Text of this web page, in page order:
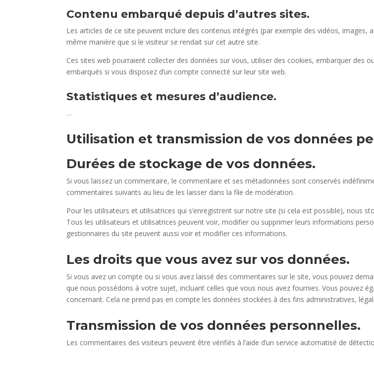
Contenu embarqué depuis d’autres sites.
Les articles de ce site peuvent inclure des contenus intégrés (par exemple des vidéos,
même manière que si le visiteur se rendait sur cet autre site.
Ces sites web pourraient collecter des données sur vous, utiliser des cookies, embarquer des
embarqués si vous disposez d’un compte connecté sur leur site web.
Statistiques et mesures d’audience.
…
Utilisation et transmission de vos données
Durées de stockage de vos données.
Si vous laissez un commentaire, le commentaire et ses métadonnées sont conservés
commentaires suivants au lieu de les laisser dans la file de modération.
Pour les utilisateurs et utilisatrices qui s’enregistrent sur notre site (si cela est possible), nous
Tous les utilisateurs et utilisatrices peuvent voir, modifier ou supprimer leurs informations
gestionnaires du site peuvent aussi voir et modifier ces informations.
Les droits que vous avez sur vos données.
Si vous avez un compte ou si vous avez laissé des commentaires sur le site, vous pouvez
que nous possédons à votre sujet, incluant celles que vous nous avez fournies. Vous pouvez
concernant. Cela ne prend pas en compte les données stockées à des fins administratives,
Transmission de vos données personnelles.
Les commentaires des visiteurs peuvent être vérifiés à l’aide d’un service automatisé de